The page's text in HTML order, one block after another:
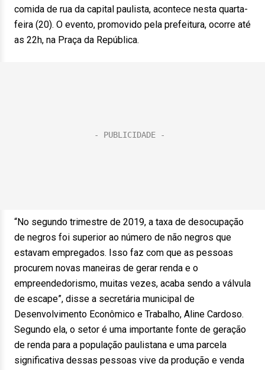
comida de rua da capital paulista, acontece nesta quarta-
feira (20). O evento, promovido pela prefeitura, ocorre até
as 22h, na Praça da República.
“No segundo trimestre de 2019, a taxa de desocupação
de negros foi superior ao número de não negros que
estavam empregados. Isso faz com que as pessoas
procurem novas maneiras de gerar renda e o
empreendedorismo, muitas vezes, acaba sendo a válvula
de escape”, disse a secretária municipal de
Desenvolvimento Econômico e Trabalho, Aline Cardoso.
Segundo ela, o setor é uma importante fonte de geração
de renda para a população paulistana e uma parcela
significativa dessas pessoas vive da produção e venda